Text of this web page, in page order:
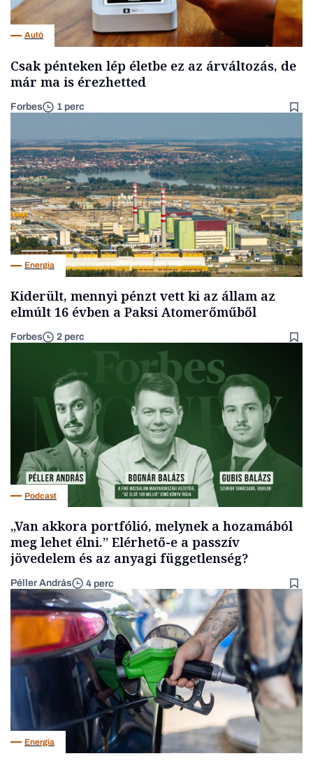
Autó
Csak pénteken lép életbe ez az árváltozás, de
már ma is érezhetted
Forbes 1 perc
Energia
Kiderült, mennyi pénzt vett ki az állam az
elmúlt 16 évben a Paksi Atomerőműből
Forbes 2 perc
Podcast
„Van akkora portfólió, melynek a hozamából
meg lehet élni.” Elérhető-e a passzív
jövedelem és az anyagi függetlenség?
Péller András 4 perc
Energia